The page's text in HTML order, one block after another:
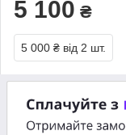
5 100 ₴
5 000 ₴ від 2 шт.